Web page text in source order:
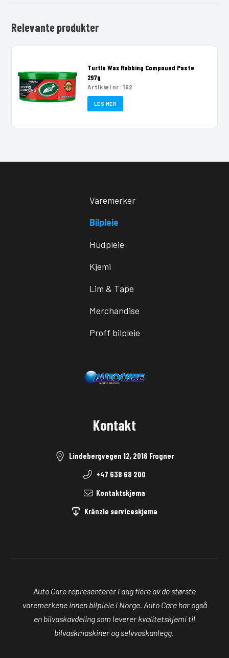
Relevante produkter
Turtle Wax Rubbing Compound Paste
297g
Artikkel nr: 152
LES MER
Varemerker
Bilpleie
Hudpleie
Kjemi
Lim & Tape
Merchandise
Proff bilpleie
Kontakt
Lindebergvegen 12, 2016 Frogner
+47 638 68 200
Kontaktskjema
Kränzle serviceskjema
Auto Care representerer i dag flere av de største
varemerkene innen bilpleie i Norge. Auto Care har også
en bilvaskavdeling som leverer kvalitetskjemi til
bilvaskmaskiner og selvvaskanlegg.